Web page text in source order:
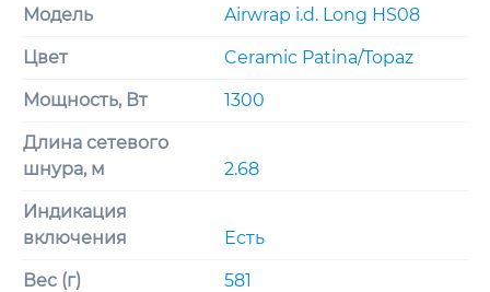
Модель Airwrap i.d. Long HS08
Цвет Ceramic Patina/Topaz
Мощность, Вт 1300
Длина сетевого
шнура, м
2.68
Индикация
включения
Есть
Вес (г) 581